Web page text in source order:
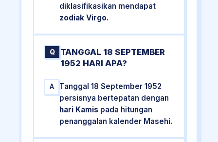
diklasifikasikan mendapat
zodiak Virgo.
Q
TANGGAL 18 SEPTEMBER
1952 HARI APA?
A
Tanggal 18 September 1952
persisnya bertepatan dengan
hari Kamis pada hitungan
penanggalan kalender Masehi.